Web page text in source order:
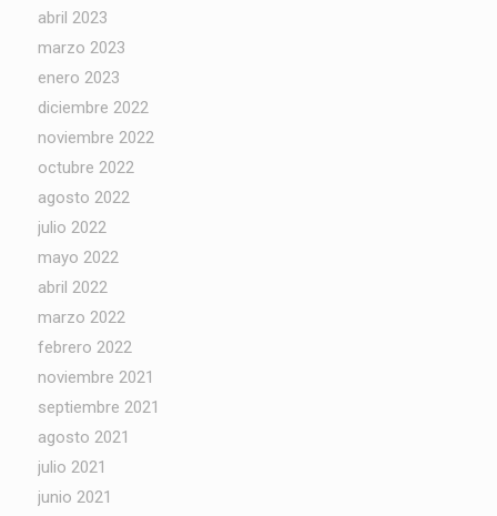
abril 2023
marzo 2023
enero 2023
diciembre 2022
noviembre 2022
octubre 2022
agosto 2022
julio 2022
mayo 2022
abril 2022
marzo 2022
febrero 2022
noviembre 2021
septiembre 2021
agosto 2021
julio 2021
junio 2021